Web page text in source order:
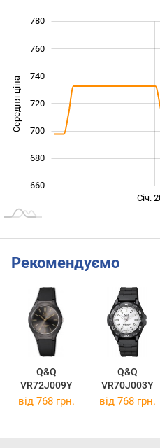
Середня ціна 660
660
680
700
720
740
760
780
Січ.
Рекомендуємо
Q&Q
VR72J009Y
Q&Q
VR70J003Y
від 768 грн. від 768 грн.